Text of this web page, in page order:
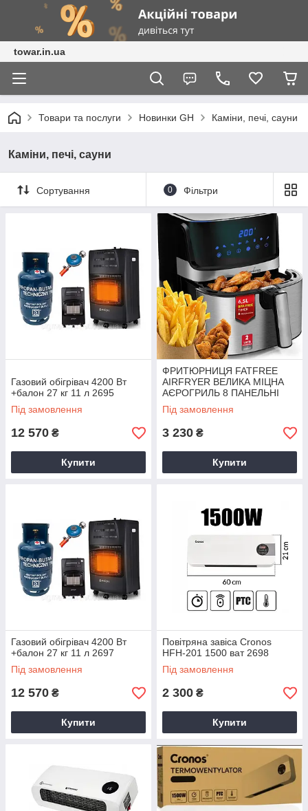
towar.in.ua
Товари та послуги Новинки GH Каміни, печі, сауни
Каміни, печі, сауни
Сортування 0 Фільтри
Газовий обігрівач 4200 Вт
+балон 27 кг 11 л 2695
Під замовлення
12 570 ₴
Купити
ФРИТЮРНИЦЯ FATFREE
AIRFRYER ВЕЛИКА МІЦНА
АЄРОГРИЛЬ 8 ПАНЕЛЬНІ
ПРОГРАМИ 2696
Під замовлення
3 230 ₴
Купити
Газовий обігрівач 4200 Вт
+балон 27 кг 11 л 2697
Під замовлення
12 570 ₴
Купити
Повітряна завіса Cronos
HFH-201 1500 ват 2698
Під замовлення
2 300 ₴
Купити